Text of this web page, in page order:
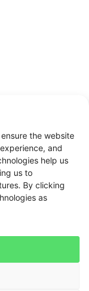
the website
and
help us
us to
By clicking
as